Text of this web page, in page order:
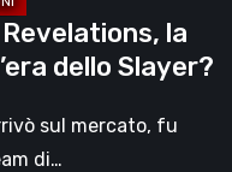
Revelations, la
dello Slayer?
sul mercato, fu
di…